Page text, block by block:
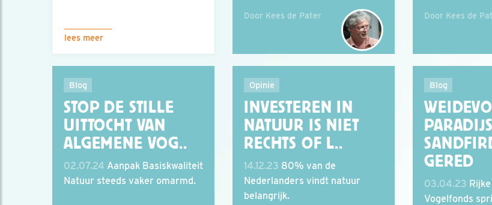
lees meer
Door Kees de Pater Door Kees de
Blog
STOP DE STILLE
UITTOCHT VAN
ALGEMENE VOG..
02.07.24 Aanpak Basiskwaliteit
Natuur steeds vaker omarmd.
Opinie
INVESTEREN IN
NATUUR IS NIET
RECHTS OF L..
14.12.23 80% van de
Nederlanders vindt natuur
belangrijk.
Blog
PARADIJS
GERED
03.04.23
Vogelfonds